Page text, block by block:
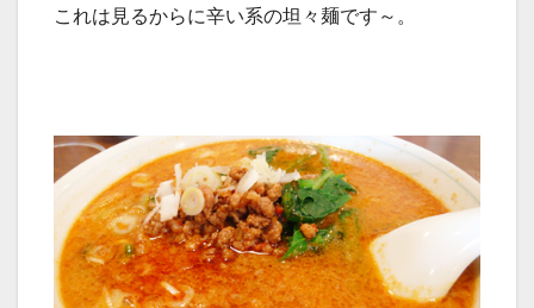
これは見るからに辛い系の坦々麺です～。